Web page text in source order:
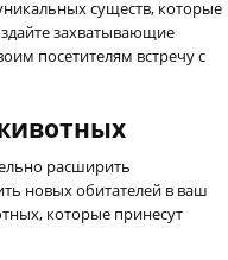
существ, которые
захватывающие
посетителям встречу с
расширить
новых обитателей в ваш
которые принесут